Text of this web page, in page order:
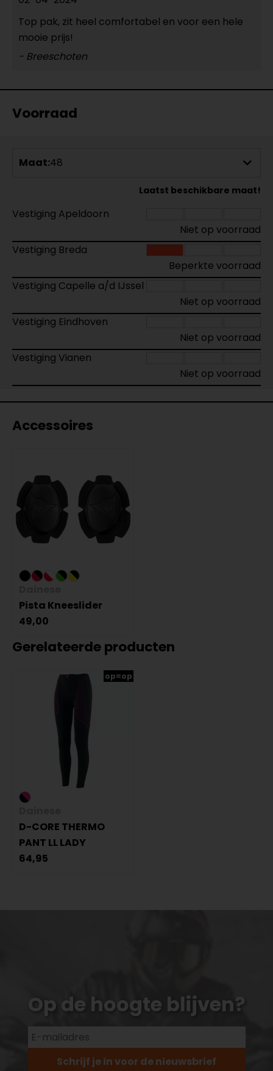
Top pak, zit heel comfortabel en voor een hele
mooie prijs!
- Breeschoten
Voorraad
Maat:48
Laatst beschikbare maat!
Vestiging Apeldoorn
Niet op voorraad
Vestiging Breda
Beperkte voorraad
Vestiging Capelle a/d IJssel
Niet op voorraad
Vestiging Eindhoven
Niet op voorraad
Vestiging Vianen
Niet op voorraad
Accessoires
Pista Kneeslider
49,00
Gerelateerde producten
op=op
D-CORE THERMO
PANT LL LADY
64,95
Op de hoogte blijven?
Schrijf je in voor de nieuwsbrief